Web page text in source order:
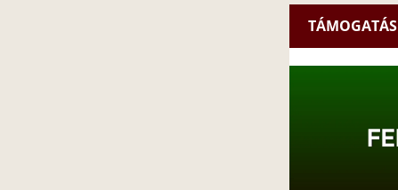
TÁMOGATÁS